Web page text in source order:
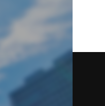
内装解体
収集運搬